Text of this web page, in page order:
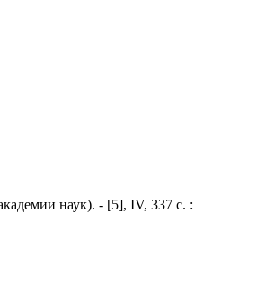
наук). - [5], IV, 337 с. :